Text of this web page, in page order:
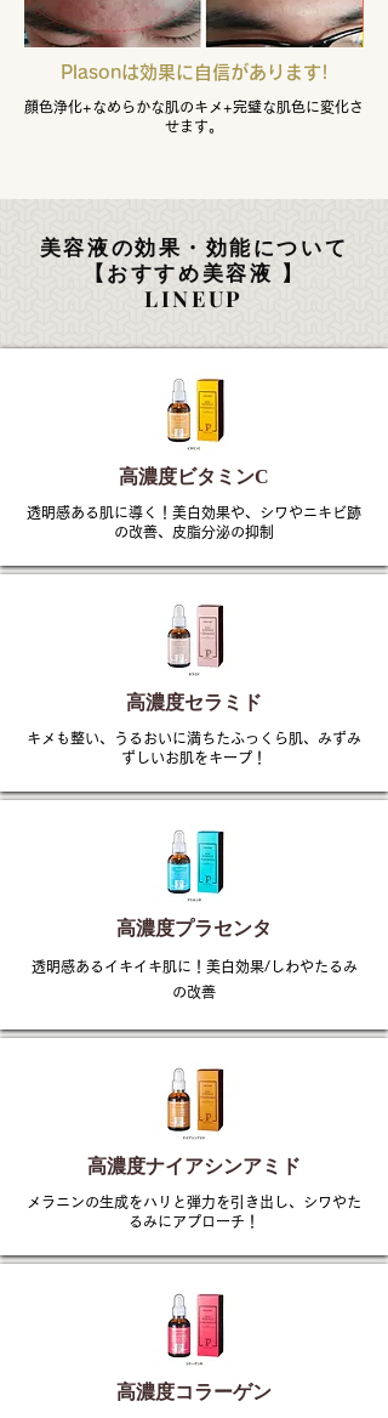
Plasonは効果に自信があります!
顔色浄化+なめらかな肌のキメ+完璧な肌色に変化さ
せます。
美容液の効果・効能について
​【おすすめ美容液 】
​LINEUP
高濃度ビタミンC
透明感ある肌に導く！美白効果や、シワやニキビ跡
の改善、皮脂分泌の抑制
高濃度セラミド
キメも整い、うるおいに満ちたふっくら肌、みずみ
ずしいお肌をキープ！
高濃度プラセンタ
透明感あるイキイキ肌に！美白効果/しわやたるみ
の改善
高濃度ナイアシンアミド
メラニンの生成をハリと弾力を引き出し、シワやた
るみにアプローチ！
高濃度コラーゲン